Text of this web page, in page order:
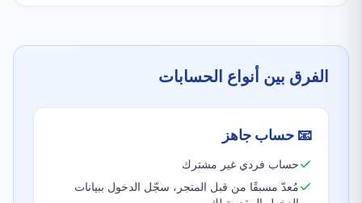
الفرق بين أنواع الحسابات
📧 حساب جاهز
حساب فردي غير مشترك
مُعدّ مسبقًا من قبل المتجر، سجّل الدخول ببيانات